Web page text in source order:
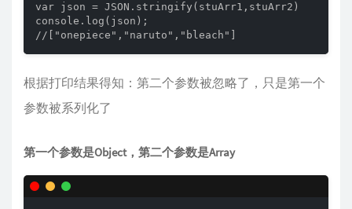
var json = JSON.stringify(stuArr1,stuArr2)
console.log(json);
//["onepiece","naruto","bleach"]
根据打印结果得知：第二个参数被忽略了，只是第一个
参数被系列化了
第一个参数是Object，第二个参数是Array